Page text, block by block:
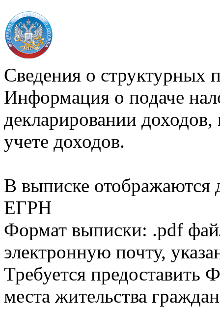
Сведения о структурных
Информация о подаче
декларировании доходов,
учете доходов.
В выписке
ЕГРН
Формат выписки: .pdf
электронную почту,
Требуется
места жительства